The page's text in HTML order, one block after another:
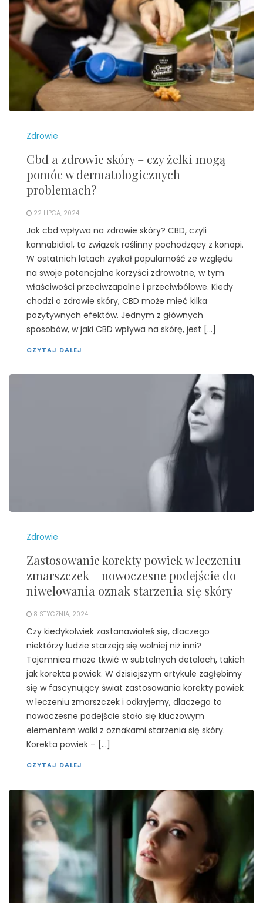
Zdrowie
Cbd a zdrowie skóry – czy żelki mogą
pomóc w dermatologicznych
problemach?
22 LIPCA, 2024
Jak cbd wpływa na zdrowie skóry? CBD, czyli
kannabidiol, to związek roślinny pochodzący z konopi.
W ostatnich latach zyskał popularność ze względu
na swoje potencjalne korzyści zdrowotne, w tym
właściwości przeciwzapalne i przeciwbólowe. Kiedy
chodzi o zdrowie skóry, CBD może mieć kilka
pozytywnych efektów. Jednym z głównych
sposobów, w jaki CBD wpływa na skórę, jest […]
CZYTAJ DALEJ
Zdrowie
Zastosowanie korekty powiek w leczeniu
zmarszczek – nowoczesne podejście do
niwelowania oznak starzenia się skóry
8 STYCZNIA, 2024
Czy kiedykolwiek zastanawiałeś się, dlaczego
niektórzy ludzie starzeją się wolniej niż inni?
Tajemnica może tkwić w subtelnych detalach, takich
jak korekta powiek. W dzisiejszym artykule zagłębimy
się w fascynujący świat zastosowania korekty powiek
w leczeniu zmarszczek i odkryjemy, dlaczego to
nowoczesne podejście stało się kluczowym
elementem walki z oznakami starzenia się skóry.
Korekta powiek – […]
CZYTAJ DALEJ